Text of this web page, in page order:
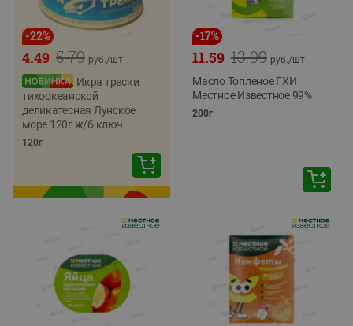
-22%
5.79
4.49 руб./шт
Икра трески
тихоокеанской
деликатесная Лунское
море 120г ж/б ключ
120г
-17%
13.99
11.59 руб./шт
Масло Топленое ГХИ
Местное Известное 99%
200г